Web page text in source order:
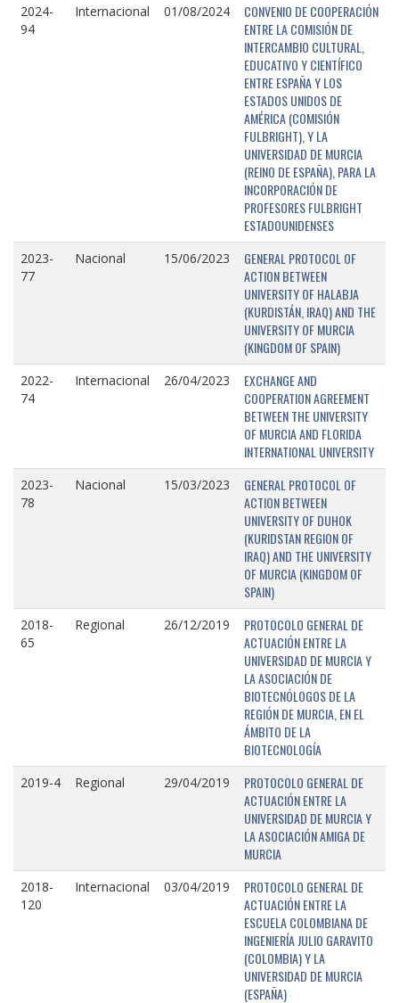
2024-
94
Internacional 01/08/2024
CONVENIO DE COOPERACIÓN
ENTRE LA COMISIÓN DE
INTERCAMBIO CULTURAL,
EDUCATIVO Y CIENTÍFICO
ENTRE ESPAÑA Y LOS
ESTADOS UNIDOS DE
AMÉRICA (COMISIÓN
FULBRIGHT), Y LA
UNIVERSIDAD DE MURCIA
(REINO DE ESPAÑA), PARA LA
INCORPORACIÓN DE
PROFESORES FULBRIGHT
ESTADOUNIDENSES
2023-
77
Nacional 15/06/2023
GENERAL PROTOCOL OF
ACTION BETWEEN
UNIVERSITY OF HALABJA
(KURDISTÁN, IRAQ) AND THE
UNIVERSITY OF MURCIA
(KINGDOM OF SPAIN)
2022-
74
Internacional 26/04/2023
EXCHANGE AND
COOPERATION AGREEMENT
BETWEEN THE UNIVERSITY
OF MURCIA AND FLORIDA
INTERNATIONAL UNIVERSITY
2023-
78
Nacional 15/03/2023
GENERAL PROTOCOL OF
ACTION BETWEEN
UNIVERSITY OF DUHOK
(KURIDSTAN REGION OF
IRAQ) AND THE UNIVERSITY
OF MURCIA (KINGDOM OF
SPAIN)
2018-
65
Regional 26/12/2019
PROTOCOLO GENERAL DE
ACTUACIÓN ENTRE LA
UNIVERSIDAD DE MURCIA Y
LA ASOCIACIÓN DE
BIOTECNÓLOGOS DE LA
REGIÓN DE MURCIA, EN EL
ÁMBITO DE LA
BIOTECNOLOGÍA
2019-4 Regional 29/04/2019
PROTOCOLO GENERAL DE
ACTUACIÓN ENTRE LA
UNIVERSIDAD DE MURCIA Y
LA ASOCIACIÓN AMIGA DE
MURCIA
2018-
120
Internacional 03/04/2019
PROTOCOLO GENERAL DE
ACTUACIÓN ENTRE LA
ESCUELA COLOMBIANA DE
INGENIERÍA JULIO GARAVITO
(COLOMBIA) Y LA
UNIVERSIDAD DE MURCIA
(ESPAÑA)